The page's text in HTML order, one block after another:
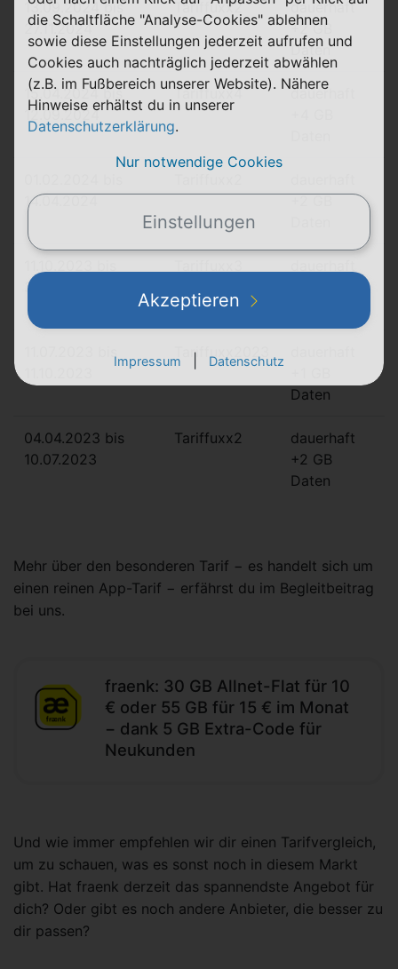
13.09.2024 bis
27.11.2024
Tariffuxx2
dauerhaft
+2 GB
Daten
15.04.2024 bis
12.09.2024
Tariffuxx4
dauerhaft
14.04.2024
31.01.2024
11.07.2023 bis
Tariffuxx2023
Daten
04.04.2023 bis
10.07.2023
Tariffuxx2
dauerhaft
+2 GB
Daten
Mehr über den besonderen Tarif − es handelt sich um
einen reinen App-Tarif − erfährst du im Begleitbeitrag
bei uns.
fraenk: 30 GB Allnet-Flat für 10
€ oder 55 GB für 15 € im Monat
− dank 5 GB Extra-Code für
Neukunden
Und wie immer empfehlen wir dir einen Tarifvergleich,
um zu schauen, was es sonst noch in diesem Markt
gibt. Hat fraenk derzeit das spannendste Angebot für
dich? Oder gibt es noch andere Anbieter, die besser zu
dir passen?
die Schaltfläche "Analyse-Cookies" ablehnen
sowie diese Einstellungen jederzeit aufrufen und
Cookies auch nachträglich jederzeit abwählen
(z.B. im Fußbereich unserer Website). Nähere
Hinweise erhältst du in unserer
Datenschutzerklärung.
Nur notwendige Cookies
Einstellungen
Akzeptieren
Impressum Datenschutz